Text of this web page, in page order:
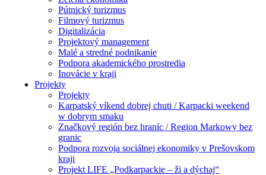
Pútnický turizmus
Filmový turizmus
Digitalizácia
Projektový management
Malé a stredné podnikanie
Podpora akademického prostredia
Inovácie v kraji
Projekty
Projekty
Karpatský víkend dobrej chuti / Karpacki weekend
w dobrym smaku
Značkový región bez hraníc / Region Markowy bez
granic
Podpora rozvoja sociálnej ekonomiky v Prešovskom
kraji
Projekt LIFE „Podkarpackie – ži a dýchaj“